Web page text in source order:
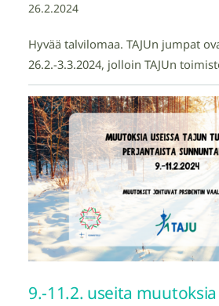
26.2.2024
Hyvää talvilomaa. TAJUn jumpat
26.2.-3.3.2024, jolloin TAJUn
9.-11.2. useita muutoksia